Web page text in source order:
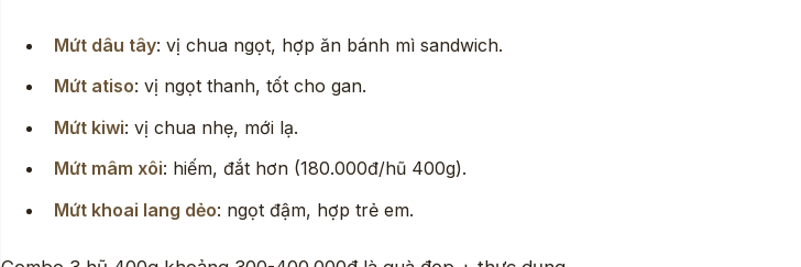
Mứt dâu tây: vị chua ngọt, hợp ăn bánh mì sandwich.
Mứt atiso: vị ngọt thanh, tốt cho gan.
Mứt kiwi: vị chua nhẹ, mới lạ.
Mứt mâm xôi: hiếm, đắt hơn (180.000đ/hũ 400g).
Mứt khoai lang dẻo: ngọt đậm, hợp trẻ em.